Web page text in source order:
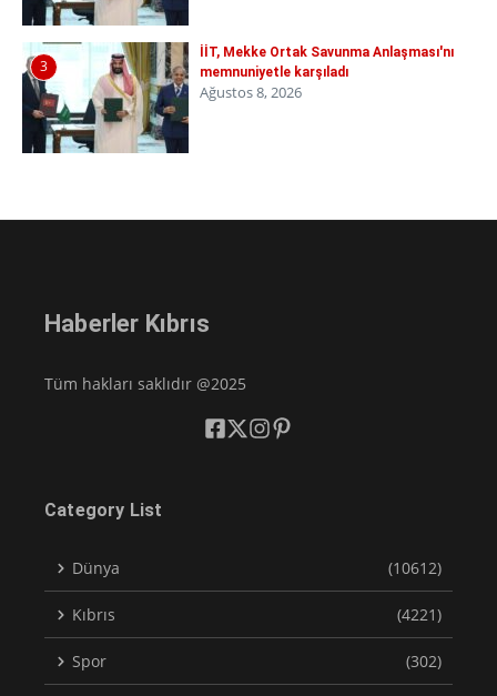
3
İİT, Mekke Ortak Savunma Anlaşması'nı
memnuniyetle karşıladı
Ağustos 8, 2026
Haberler Kıbrıs
Tüm hakları saklıdır @2025
Category List
Dünya (10612)
Kıbrıs (4221)
Spor (302)